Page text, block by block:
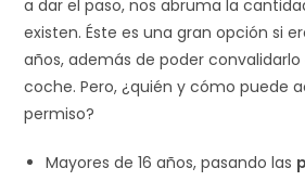
a dar el paso, nos abruma la
existen. Éste es una gran opción si
años, además de poder convalidarlo
coche. Pero, ¿quién y cómo puede
permiso?
Mayores de 16 años, pasando las